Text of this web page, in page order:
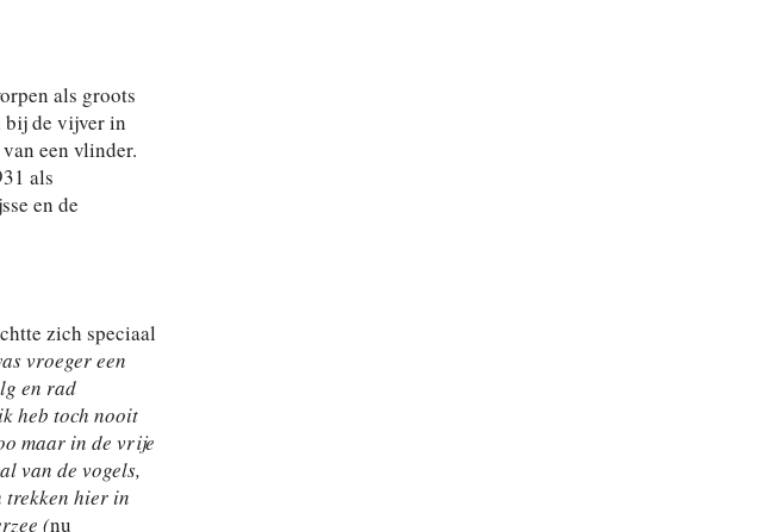
als groots
bij de vijver in
een vlinder.
als
en de
zich speciaal
vroeger een
en rad
heb toch nooit
maar in de vrije
van de vogels,
trekken hier in
(nu